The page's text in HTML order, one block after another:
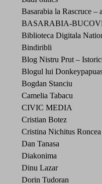
Basarabia la Rascruce –
BASARABIA-
Biblioteca Digitala
Bindiribli
Blog Nistru Prut –
Blogul lui
Bogdan Stanciu
Camelia Tabacu
CIVIC MEDIA
Cristian Botez
Cristina Nichitus Roncea
Dan Tanasa
Diakonima
Dinu Lazar
Dorin Tudoran